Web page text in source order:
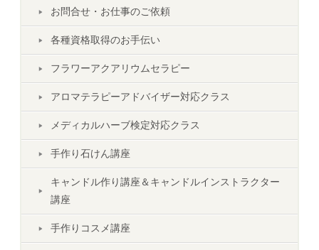
お問合せ・お仕事のご依頼
各種資格取得のお手伝い
フラワーアクアリウムセラピー
アロマテラピーアドバイザー対応クラス
メディカルハーブ検定対応クラス
手作り石けん講座
キャンドル作り講座＆キャンドルインストラクター
講座
手作りコスメ講座